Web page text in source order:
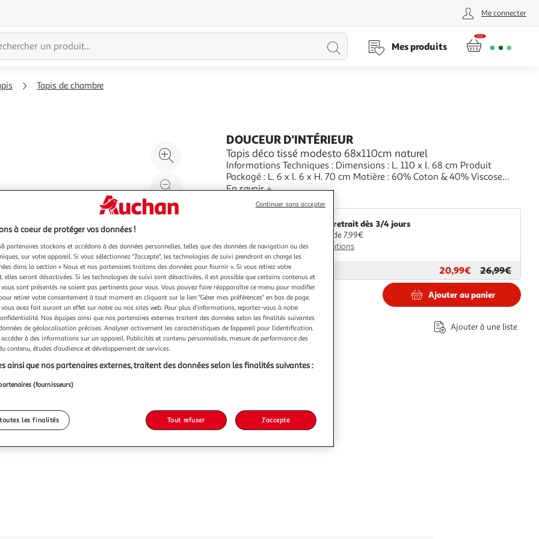
Me connecter
Lancer
Mes produits
Tapis de chambre
Agrandir
l'illustration
à
200%
Réduire
l'illustration
à
%
Partager
produit
DOUCEUR D'INTÉRIEUR
Tapis déco tissé modesto 68x110cm naturel
Informations Techniques : Dimensions : L. 110 x l. 68 cm Produit
Packagé : L. 6 x l. 6 x H. 70 cm Matière : 60% Coton & 40% Viscose
Spécificités : Pratique & Utile Tapis Tissé Forme Rectangulaire Motif
Ethnique Finition Surjet Poids : 0,52 kg Couleur : Naturel
En savoir +
Vendu par Paris Prix
Livr. ou retrait dès 3/4 jours
A partir de 7,99€
Plus d'options
Vendu parParis Prix 20,99€
26,99€
-22 %
26,99€
20,99€
Ajouter au panier
Ajouter à une liste
à coeur de protéger vos données !
partenaires stockons et accédons à des données personnelles, telles que des données de navigation ou des
sur votre appareil. Si vous sélectionnez "J'accepte", les technologies de suivi prendront en charge les
dans la section « Nous et nos partenaires traitons des données pour fournir ». Si vous retirez votre
elles seront désactivées. Si les technologies de suivi sont désactivées, il est possible que certains contenus et
sont présentés ne soient pas pertinents pour vous. Vous pouvez faire réapparaître ce menu pour modifier
retirer votre consentement à tout moment en cliquant sur le lien "Gérer mes préférences" en bas de page.
vous avez fait auront un effet sur notre ou nos sites web. Pour plus d’informations, reportez-vous à notre
Nos équipes ainsi que nos partenaires externes traitent des données selon les finalités suivantes
de géolocalisation précises. Analyser activement les caractéristiques de l’appareil pour l’identification.
à des informations sur un appareil. Publicités et contenu personnalisés, mesure de performance des
contenu, études d’audience et développement de services.
ainsi que nos partenaires externes, traitent des données selon les finalités suivantes :
(fournisseurs)
les finalités Tout refuser J'accepte
Continuer sans accepter